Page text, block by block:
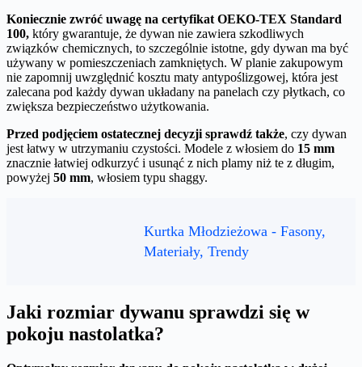
Koniecznie zwróć uwagę na certyfikat OEKO-TEX Standard
100, który gwarantuje, że dywan nie zawiera szkodliwych
związków chemicznych, to szczególnie istotne, gdy dywan ma być
używany w pomieszczeniach zamkniętych. W planie zakupowym
nie zapomnij uwzględnić kosztu maty antypoślizgowej, która jest
zalecana pod każdy dywan układany na panelach czy płytkach, co
zwiększa bezpieczeństwo użytkowania.
Przed podjęciem ostatecznej decyzji sprawdź także, czy dywan
jest łatwy w utrzymaniu czystości. Modele z włosiem do 15 mm
znacznie łatwiej odkurzyć i usunąć z nich plamy niż te z długim,
powyżej 50 mm, włosiem typu shaggy.
Kurtka Młodzieżowa - Fasony,
Materiały, Trendy
Jaki rozmiar dywanu sprawdzi się w
pokoju nastolatka?